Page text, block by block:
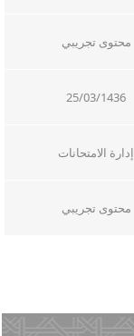
محتوى تجريبي
25/03/1436
إدارة الامتحانات
محتوى تجريبي